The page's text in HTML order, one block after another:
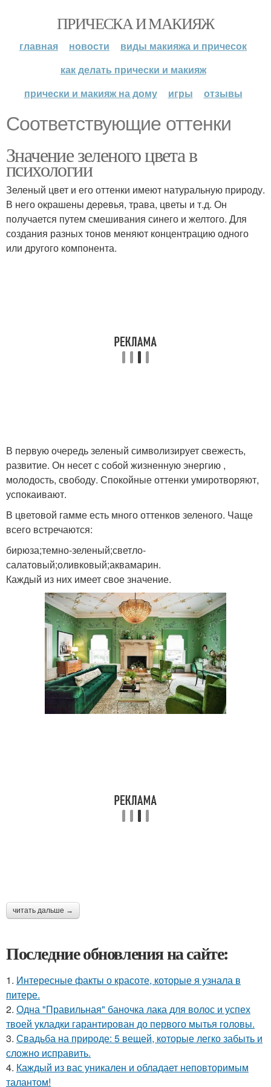
ПРИЧЕСКА И МАКИЯЖ
главная новости
виды макияжа и причесок
как делать прически и макияж
прически и макияж на дому
игры отзывы
Соответствующие оттенки
Значение зеленого цвета в
психологии
Зеленый цвет и его оттенки имеют натуральную природу.
В него окрашены деревья, трава, цветы и т.д. Он
получается путем смешивания синего и желтого. Для
создания разных тонов меняют концентрацию одного
или другого компонента.
В первую очередь зеленый символизирует свежесть,
развитие. Он несет с собой жизненную энергию ,
молодость, свободу. Спокойные оттенки умиротворяют,
успокаивают.
В цветовой гамме есть много оттенков зеленого. Чаще
всего встречаются:
бирюза;темно-зеленый;светло-
салатовый;оливковый;аквамарин.
Каждый из них имеет свое значение.
читать дальше →
Последние обновления на сайте:
1. Интересные факты о красоте, которые я узнала в
питере.
2. Одна "Правильная" баночка лака для волос и успех
твоей укладки гарантирован до первого мытья головы.
3. Свадьба на природе: 5 вещей, которые легко забыть и
сложно исправить.
4. Каждый из вас уникален и обладает неповторимым
талантом!